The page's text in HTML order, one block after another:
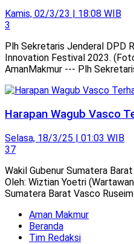
Kamis, 02/3/23 | 18:08 WIB
3
Plh Sekretaris Jenderal DPD
Innovation Festival 2023.
AmanMakmur --- Plh
Harapan Wagub Vasco
Selasa, 18/3/25 | 01:03 WIB
37
Wakil Gubenur Sumatera
Oleh: Wiztian Yoetri
Sumatera Barat Vasco
Aman Makmur
Beranda
Tim Redaksi